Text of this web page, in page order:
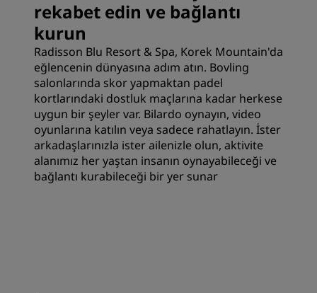
rekabet edin ve bağlantı
kurun
Radisson Blu Resort & Spa, Korek Mountain'da
eğlencenin dünyasına adım atın. Bovling
salonlarında skor yapmaktan padel
kortlarındaki dostluk maçlarına kadar herkese
uygun bir şeyler var. Bilardo oynayın, video
oyunlarına katılın veya sadece rahatlayın. İster
arkadaşlarınızla ister ailenizle olun, aktivite
alanımız her yaştan insanın oynayabileceği ve
bağlantı kurabileceği bir yer sunar